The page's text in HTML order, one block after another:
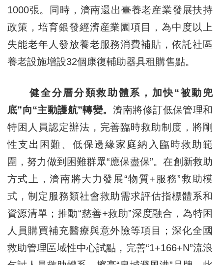
1000張。同時，濟南還出臺養老産業發展扶持
政策，培育銀發經濟産業園項目，為中度以上
失能老年人發放養老服務消費補貼，依託社區
養老設施增設32個康復輔助器具租購售點。
健全分層分類救助體系，加快“被動兜
底”向“主動護航”轉變。 濟南將修訂低保管理和
特困人員認定辦法，完善臨時救助制度，將剛
性支出困難、低保邊緣家庭納入臨時救助範
圍，努力做到困難群眾“應保盡保”。在創新救助
方式上，濟南將大力發展“物質+服務”救助模
式，制定服務類社會救助需求評估指標體系和
資源清單；推動“慈善+救助”深度融合，為特困
人員購買補充醫療與意外險等項目；深化全國
救助管理區域性中心試點，完善“1+166+N”流浪